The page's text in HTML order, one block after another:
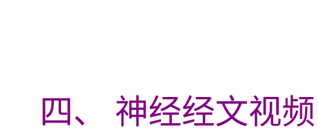
四、 神经经文视频